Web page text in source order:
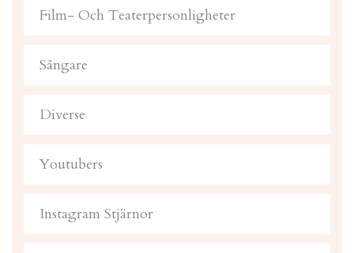
Film- Och Teaterpersonligheter
Sångare
Diverse
Youtubers
Instagram Stjärnor